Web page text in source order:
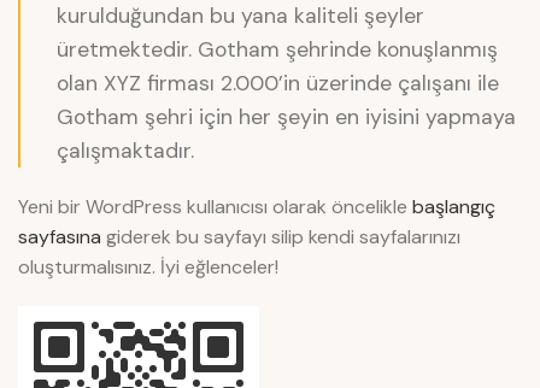
kurulduğundan bu yana kaliteli şeyler
üretmektedir. Gotham şehrinde konuşlanmış
olan XYZ firması 2.000’in üzerinde çalışanı ile
Gotham şehri için her şeyin en iyisini yapmaya
çalışmaktadır.
Yeni bir WordPress kullanıcısı olarak öncelikle başlangıç
sayfasına giderek bu sayfayı silip kendi sayfalarınızı
oluşturmalısınız. İyi eğlenceler!